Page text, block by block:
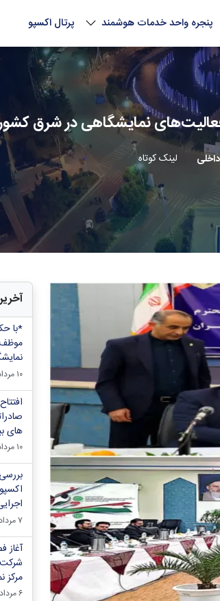
پنجره واحد خدمات هوشمند پرتال اکسپو
نمایشگاهی در شرق
لینک کوتاه
*با
۱۰ مرداد ۱۴۰۵
های
۱۰ مرداد ۱۴۰۵
۷ مرداد ۱۴۰۵
آغاز
شرکت
مرکز
۶ مرداد ۱۴۰۵